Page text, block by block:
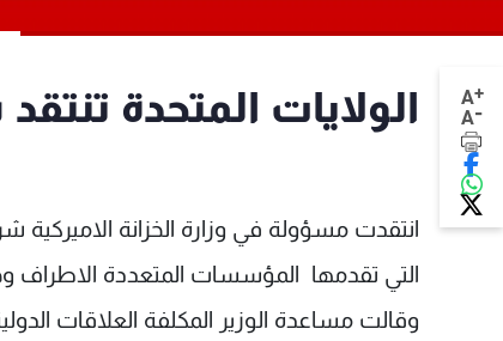
A+
A- الولايات المتحدة
انتقدت مسؤولة في وزارة الخزانة
التي تقدمها المؤسسات المتعددة
وقالت مساعدة الوزير المكلفة العلاقات